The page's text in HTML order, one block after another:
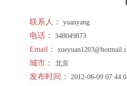
联系人： yuanyang
电话： 348049873
Email：
城市： 北京
发布时间： 2012-06-09